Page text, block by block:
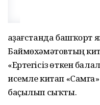
Ҡаҙағстанда башҡорт
Баймөхәмәтовтың
«Ертегісіз өткен
исемле китап
баҫылып сыҡты.